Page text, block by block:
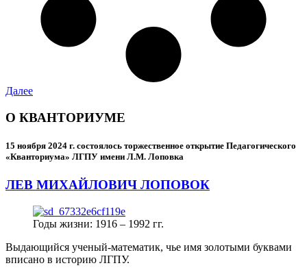
Далее
О КВАНТОРИУМЕ
15 ноября 2024 г. состоялось торжественное открытие Педагогического
«Кванториума» ЛГПУ имени Л.М. Лоповка
ЛЕВ МИХАЙЛОВИЧ ЛОПОВОК
Годы жизни: 1916 – 1992 гг.
Выдающийся ученый-математик, чье имя золотыми буквами
вписано в историю ЛГПУ.